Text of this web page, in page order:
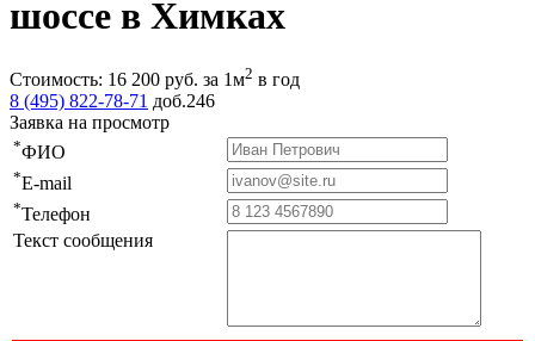
шоссе в Химках
Стоимость: 16 200 руб. за 1м2 в год
8 (495) 822-78-71 доб.246
Заявка на просмотр
*ФИО
*E-mail
*Телефон
Текст сообщения